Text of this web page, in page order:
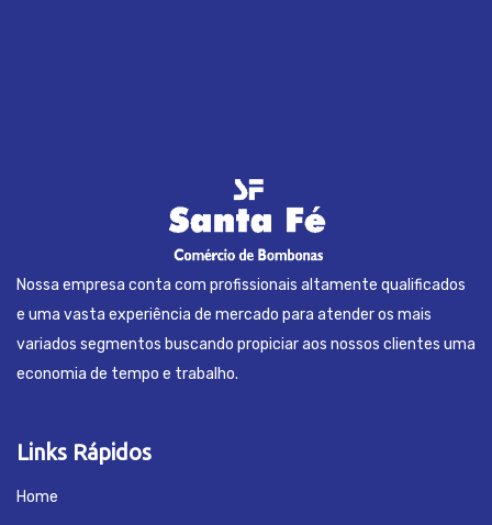
Nossa empresa conta com profissionais altamente qualificados
e uma vasta experiência de mercado para atender os mais
variados segmentos buscando propiciar aos nossos clientes uma
economia de tempo e trabalho.
Links Rápidos
Home